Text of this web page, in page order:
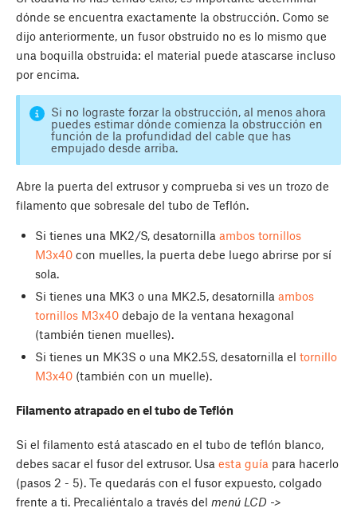
dónde se encuentra exactamente la obstrucción. Como se
dijo anteriormente, un fusor obstruido no es lo mismo que
una boquilla obstruida: el material puede atascarse incluso
por encima.
Si no lograste forzar la obstrucción, al menos ahora
puedes estimar dónde comienza la obstrucción en
función de la profundidad del cable que has
empujado desde arriba.
Abre la puerta del extrusor y comprueba si ves un trozo de
filamento que sobresale del tubo de Teflón.
Si tienes una MK2/S, desatornilla ambos tornillos
M3x40con muelles, la puerta debe luego abrirse por sí
sola.
Si tienes una MK3 o una MK2.5, desatornilla ambos
tornillos M3x40debajo de la ventana hexagonal
(también tienen muelles).
Si tienes un MK3S o una MK2.5S, desatornilla el tornillo
M3x40(también con un muelle).
Filamento atrapado en el tubo de Teflón
Si el filamento está atascado en el tubo de teflón blanco,
debes sacar el fusor del extrusor. Usa esta guía para hacerlo
(pasos 2 - 5). Te quedarás con el fusor expuesto, colgado
frente a ti. Precaliéntalo a través del menú LCD ->